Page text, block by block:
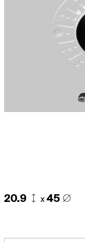
20.9 x 45